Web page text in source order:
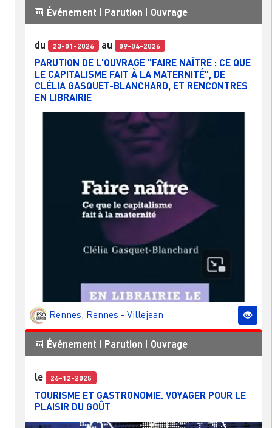
Événement Parution Ouvrage
du 23-01-2026 au 09-04-2026
PARUTION DE L'OUVRAGE "FAIRE NAÎTRE : CE QUE
LE CAPITALISME FAIT À LA MATERNITÉ", DE
CLÉLIA GASQUET-BLANCHARD, ET RENCONTRES
EN LIBRAIRIE
Rennes, Rennes - Villejean
Événement Parution Ouvrage
le 26-12-2025
TOURISME ET GASTRONOMIE. VOYAGER POUR LE
PLAISIR DU GOÛT